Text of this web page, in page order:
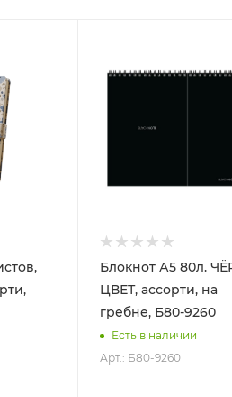
Блокнот А5 80л.
ЦВЕТ, ассорти, на
гребне, Б80-9260
Есть в наличии
Арт.: Б80-9260